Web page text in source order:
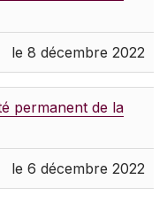
le 8 décembre 2022
permanent de la
le 6 décembre 2022